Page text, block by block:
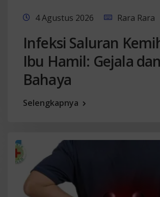
4 Agustus 2026 Rara Rara
Infeksi Saluran
Ibu Hamil: Gejala dan
Bahaya
Selengkapnya